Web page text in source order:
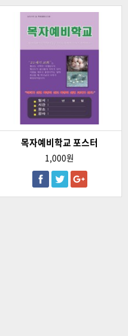
목자예비학교 포스터
1,000원